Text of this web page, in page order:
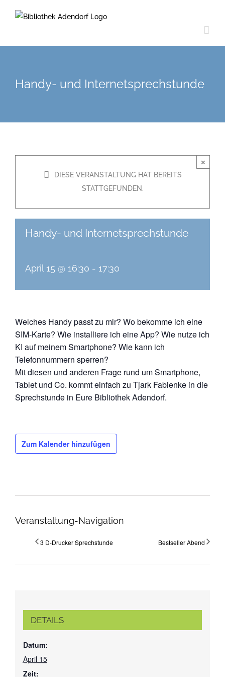
Inhalt
Handy- und Internetsprechstunde
×
DIESE VERANSTALTUNG HAT BEREITS
STATTGEFUNDEN.
Handy- und Internetsprechstunde
April 15 @ 16:30 - 17:30
Welches Handy passt zu mir? Wo bekomme ich eine
SIM-Karte? Wie installiere ich eine App? Wie nutze ich
KI auf meinem Smartphone? Wie kann ich
Telefonnummern sperren?
Mit diesen und anderen Frage rund um Smartphone,
Tablet und Co. kommt einfach zu Tjark Fabienke in die
Sprechstunde in Eure Bibliothek Adendorf.
Zum Kalender hinzufügen
Veranstaltung-Navigation
3 D-Drucker Sprechstunde Bestseller Abend
DETAILS
Datum:
April 15
Zeit: